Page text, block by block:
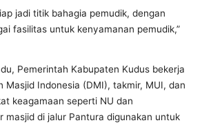
jadi titik bahagia pemudik, dengan
fasilitas untuk kenyamanan pemudik,”
Pemerintah Kabupaten Kudus bekerja
Masjid Indonesia (DMI), takmir, MUI, dan
keagamaan seperti NU dan
masjid di jalur Pantura digunakan untuk